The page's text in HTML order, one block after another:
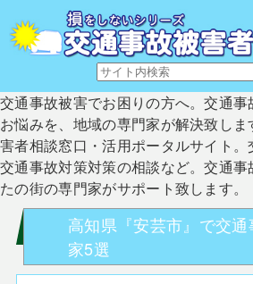
交通事故被害でお困りの方へ。交通
お悩みを、地域の専門家が解決致し
害者相談窓口・活用ポータルサイト。
交通事故対策対策の相談など。交通
たの街の専門家がサポート致します。
高知県『安芸市』で交
家5選